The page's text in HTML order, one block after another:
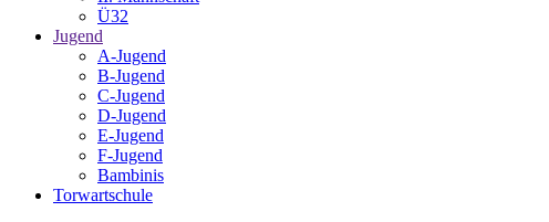
Ü32
Jugend
A-Jugend
B-Jugend
C-Jugend
D-Jugend
E-Jugend
F-Jugend
Bambinis
Torwartschule